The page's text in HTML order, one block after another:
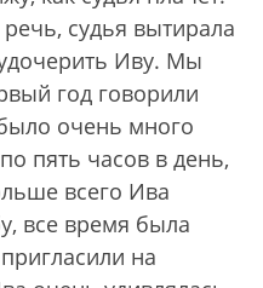
судья вытирала
Иву. Мы
год говорили
очень много
пять часов в день,
всего Ива
все время была
на